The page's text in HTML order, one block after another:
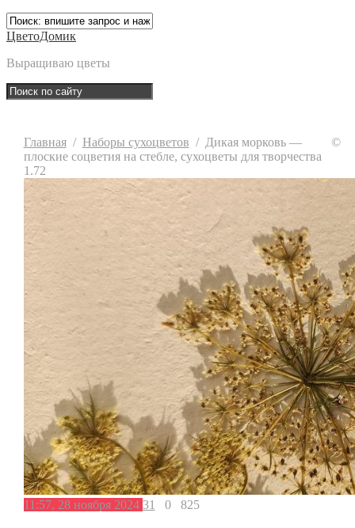
ЦветоДомик
Выращиваю цветы
Главная/ Наборы сухоцветов / Дикая морковь —
плоские соцветия на стебле, сухоцветы для творчества
1.72
11:57, 28 ноября 2024 31 0 825
©